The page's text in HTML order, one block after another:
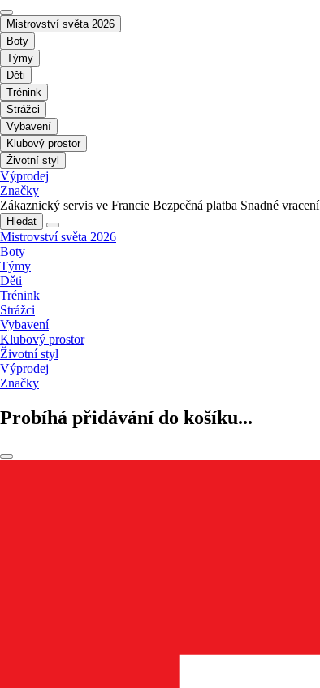
Mistrovství světa 2026
Boty
Týmy
Děti
Trénink
Strážci
Vybavení
Klubový prostor
Životní styl
Výprodej
Značky
Zákaznický servis ve Francie Bezpečná platba Snadné vracení
Hledat
Mistrovství světa 2026
Boty
Týmy
Děti
Trénink
Strážci
Vybavení
Klubový prostor
Životní styl
Výprodej
Značky
Probíhá přidávání do košíku...